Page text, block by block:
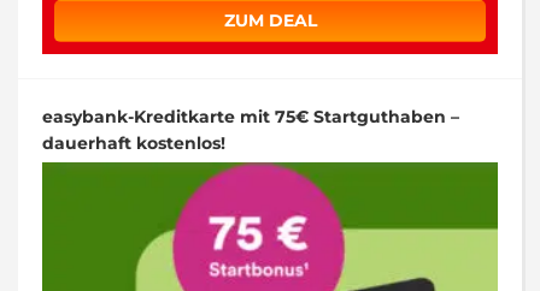
ZUM DEAL
easybank-Kreditkarte mit 75€ Startguthaben –
dauerhaft kostenlos!